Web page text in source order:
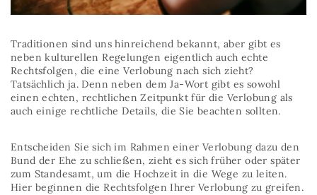
Traditionen sind uns hinreichend bekannt, aber gibt es
neben kulturellen Regelungen eigentlich auch echte
Rechtsfolgen, die eine Verlobung nach sich zieht?
Tatsächlich ja. Denn neben dem Ja-Wort gibt es sowohl
einen echten, rechtlichen Zeitpunkt für die Verlobung als
auch einige rechtliche Details, die Sie beachten sollten.
Entscheiden Sie sich im Rahmen einer Verlobung dazu den
Bund der Ehe zu schließen, zieht es sich früher oder später
zum Standesamt, um die Hochzeit in die Wege zu leiten.
Hier beginnen die Rechtsfolgen Ihrer Verlobung zu greifen.